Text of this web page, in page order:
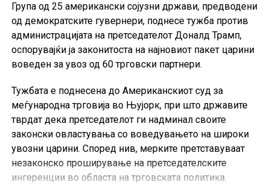
Група од 25 американски сојузни држави, предводени
од демократските гувернери, поднесе тужба против
администрацијата на претседателот Доналд Трамп,
оспорувајќи ја законитоста на најновиот пакет царини
воведен за увоз од 60 трговски партнери.
Тужбата е поднесена до Американскиот суд за
меѓународна трговија во Њујорк, при што државите
тврдат дека претседателот ги надминал своите
законски овластувања со воведувањето на широки
увозни царини. Според нив, мерките претставуваат
незаконско проширување на претседателските
ингеренции во областа на трговската политика.